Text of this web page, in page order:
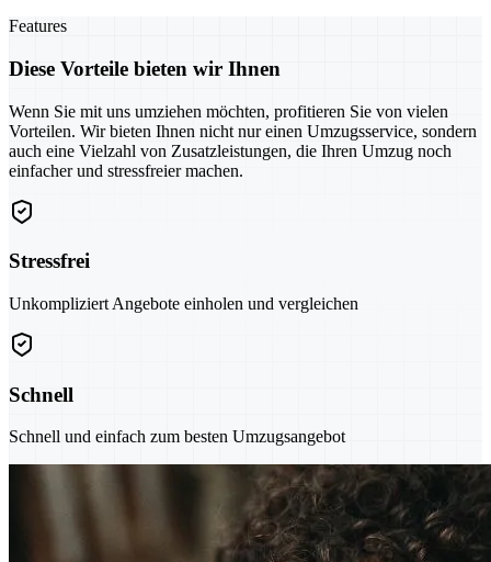
Features
Diese Vorteile bieten wir Ihnen
Wenn Sie mit uns umziehen möchten, profitieren Sie von vielen
Vorteilen. Wir bieten Ihnen nicht nur einen Umzugsservice, sondern
auch eine Vielzahl von Zusatzleistungen, die Ihren Umzug noch
einfacher und stressfreier machen.
Stressfrei
Unkompliziert Angebote einholen und vergleichen
Schnell
Schnell und einfach zum besten Umzugsangebot